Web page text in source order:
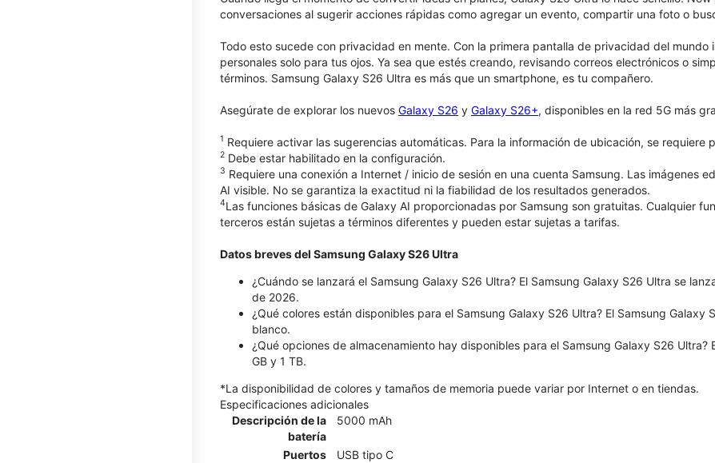
conversaciones al sugerir acciones rápidas como agregar un evento, compartir una foto o
Todo esto sucede con privacidad en mente. Con la primera pantalla de privacidad del
personales solo para tus ojos. Ya sea que estés creando, revisando correos electrónicos o
términos. Samsung Galaxy S26 Ultra es más que un smartphone, es tu compañero.
Asegúrate de explorar los nuevos Galaxy S26 y Galaxy S26+, disponibles en la red 5G más
1 Requiere activar las sugerencias automáticas. Para la información de ubicación, se requiere
2 Debe estar habilitado en la configuración.
3 Requiere una conexión a Internet / inicio de sesión en una cuenta Samsung. Las imágenes
AI visible. No se garantiza la exactitud ni la fiabilidad de los resultados generados.
4Las funciones básicas de Galaxy AI proporcionadas por Samsung son gratuitas. Cualquier
terceros están sujetas a términos diferentes y pueden estar sujetas a tarifas.
Datos breves del Samsung Galaxy S26 Ultra
¿Cuándo se lanzará el Samsung Galaxy S26 Ultra? El Samsung Galaxy S26 Ultra se
de 2026.
¿Qué colores están disponibles para el Samsung Galaxy S26 Ultra? El Samsung
blanco.
¿Qué opciones de almacenamiento hay disponibles para el Samsung Galaxy S26
GB y 1 TB.
*La disponibilidad de colores y tamaños de memoria puede variar por Internet o en tiendas.
Especificaciones adicionales
Descripción de la
batería
5000 mAh
Puertos
USB tipo C